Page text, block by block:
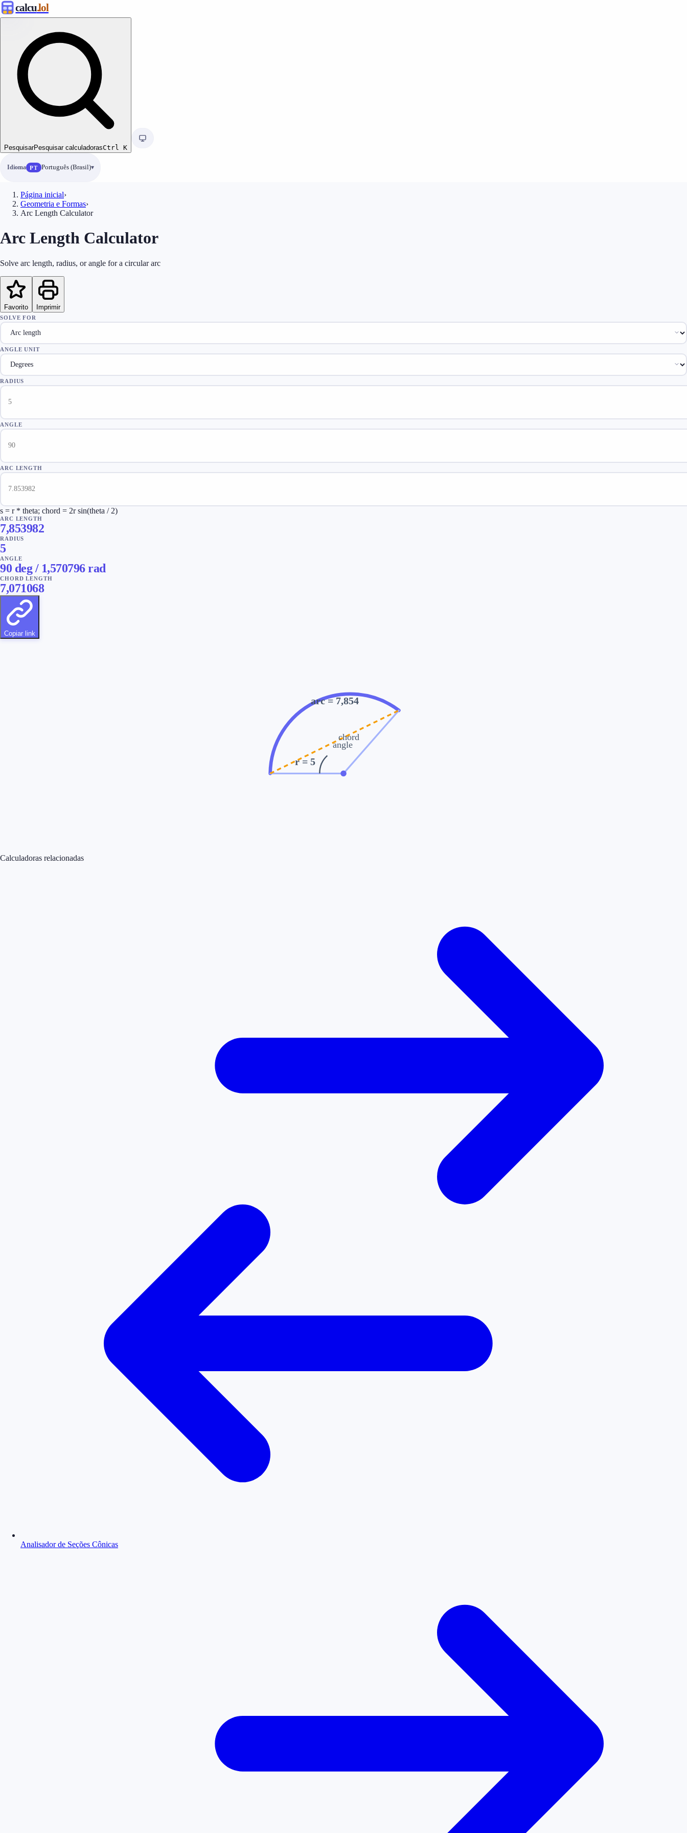
calcu.lol
PesquisarPesquisar calculadorasCtrl K
Idioma PT Português (Brasil)
Página inicial›
Geometria e Formas›
Arc Length Calculator
Arc Length Calculator
Solve arc length, radius, or angle for a circular arc
Favorito Imprimir
SOLVE FOR
ANGLE UNIT
RADIUS
ANGLE
ARC LENGTH
s = r * theta; chord = 2r sin(theta / 2)
ARC LENGTH
7,853982
RADIUS
5
ANGLE
90 deg / 1,570796rad
CHORD LENGTH
7,071068
Copiar link
r= 5
arc= 7,854
angle
chord
Calculadoras relacionadas
Analisador de Seções Cônicas